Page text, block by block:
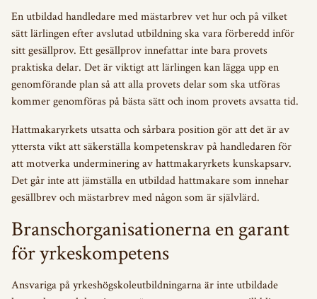
En utbildad handledare med mästarbrev vet hur och på vilket
sätt lärlingen efter avslutad utbildning ska vara förberedd inför
sitt gesällprov. Ett gesällprov innefattar inte bara provets
praktiska delar. Det är viktigt att lärlingen kan lägga upp en
genomförande plan så att alla provets delar som ska utföras
kommer genomföras på bästa sätt och inom provets avsatta tid.
Hattmakaryrkets utsatta och sårbara position gör att det är av
yttersta vikt att säkerställa kompetenskrav på handledaren för
att motverka underminering av hattmakaryrkets kunskapsarv.
Det går inte att jämställa en utbildad hattmakare som innehar
gesällbrev och mästarbrev med någon som är självlärd.
Branschorganisationerna en garant
för yrkeskompetens
Ansvariga på yrkeshögskoleutbildningarna är inte utbildade